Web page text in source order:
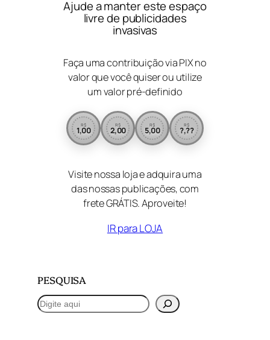
Ajude a manter este espaço
livre de publicidades
invasivas
Faça uma contribuição via PIX no
valor que você quiser ou utilize
um valor pré-definido
R$
1,00
R$
2,00
R$
5,00
R$
?,??
Visite nossa loja e adquira uma
das nossas publicações, com
frete GRÁTIS. Aproveite!
IR para LOJA
PESQUISA
P
e